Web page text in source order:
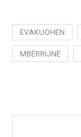
EVAKUOHEN
MBËRRIJNË